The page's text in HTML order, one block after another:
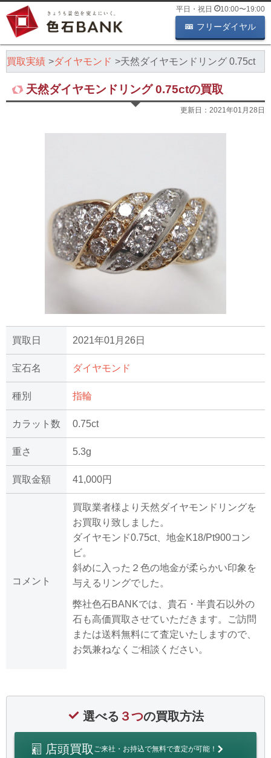
平日・祝日 10:00〜19:00
フリーダイヤル
買取実績 ダイヤモンド 天然ダイヤモンドリング 0.75ct
天然ダイヤモンドリング 0.75ctの買取
更新日： 2021年01月28日
買取日 2021年01月26日
宝石名 ダイヤモンド
種別 指輪
カラット数 0.75ct
重さ 5.3g
買取金額 41,000円
コメント
買取業者様より天然ダイヤモンドリングを
お買取り致しました。
ダイヤモンド0.75ct、地金K18/Pt900コン
ビ。
斜めに入った２色の地金が柔らかい印象を
与えるリングでした。
弊社色石BANKでは、貴石・半貴石以外の
石も高価買取させていただきます。ご訪問
または送料無料にて査定いたしますので、
お気兼ねなくご相談ください。
選べる ３つの買取方法
店頭買取 ご来社・お持込で無料で査定が可能！